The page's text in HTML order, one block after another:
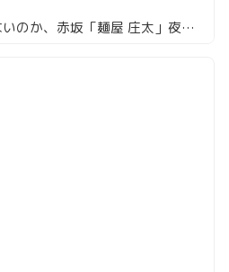
（閉店）なぜ昼もやらないのか、赤坂「麺屋 庄太」夜二郎